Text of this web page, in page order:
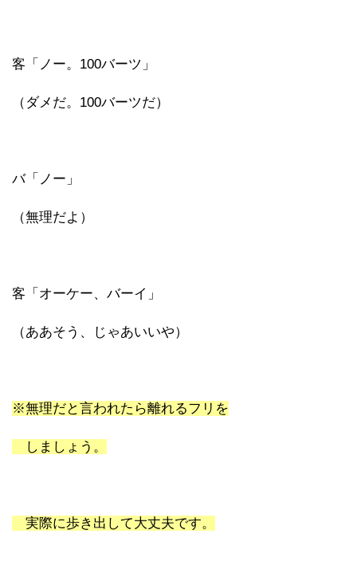
客「ノー。100バーツ」
（ダメだ。100バーツだ）
バ「ノー」
（無理だよ）
客「オーケー、バーイ」
（ああそう、じゃあいいや）
※無理だと言われたら離れるフリを
しましょう。
実際に歩き出して大丈夫です。